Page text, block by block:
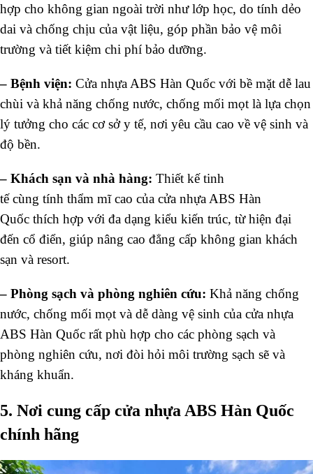
hợp cho không gian ngoài trời nhưlớp học, do tính dẻo
dai và chống chịu của vật liệu, góp phần bảo vệ môi
trường và tiết kiệm chi phí bảo dưỡng.
– Bệnh viện: Cửa nhựa ABS Hàn Quốc với bề mặt dễ lau
chùi và khả năng chống nước, chống mối mọt là lựa chọn
lý tưởng cho các cơ sở y tế, nơi yêu cầu cao về vệ sinh và
độ bền.
– Khách sạn và nhà hàng: Thiết kếtinh
tế cùng tính thẩm mĩcao của cửa nhựa ABS Hàn
Quốc thích hợp với đa dạng kiểu kiến trúc, từ hiện đại
đến cổ điển, giúp nâng cao đẳng cấp không gian khách
sạn và resort.
– Phòng sạch và phòng nghiên cứu: Khả năng chống
nước, chống mối mọt và dễ dàng vệ sinh của cửa nhựa
ABS Hàn Quốc rất phù hợp cho các phòng sạch và
phòng nghiên cứu, nơi đòi hỏi môi trường sạch sẽ và
kháng khuẩn.
5. Nơi cung cấp cửa nhựa ABS Hàn Quốc
chính hãng